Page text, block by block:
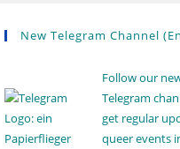
New Telegram Channel
Follow our
Telegram
get regular
queer events